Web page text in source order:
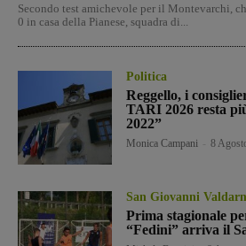
Secondo test amichevole per il Montevarchi,
0 in casa della Pianese, squadra di...
Politica
Reggello, i
TARI 2026 resta
2022”
Monica Campani 8
San Giovanni
Prima stagionale
“Fedini” arriva il